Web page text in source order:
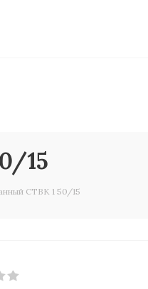
15
СТВК 1 50/15